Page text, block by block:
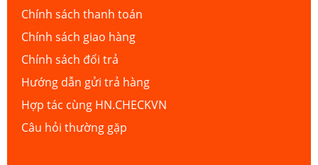
Chính sách thanh toán
Chính sách giao hàng
Chính sách đổi trả
Hướng dẫn gửi trả hàng
Hợp tác cùng HN.CHECKVN
Câu hỏi thường gặp